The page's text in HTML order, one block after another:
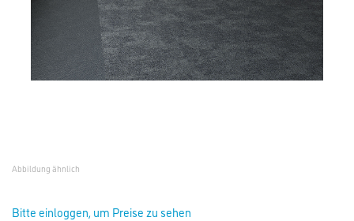
Abbildung ähnlich
Bitte einloggen, um Preise zu sehen